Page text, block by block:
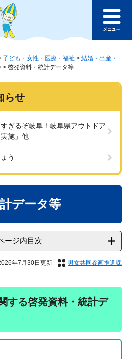
ページの本文へ
ュ
子ども・女性・医療・福祉 > 結婚・出産・
> 啓発資料・統計データ等
らせ
ぎるぞ岐阜！岐阜県アウトドア
施」他
う
データ等
ージ内目次
年7月30日更新 男女共同参画推進課
する啓発資料・統計デ